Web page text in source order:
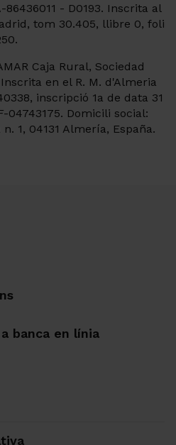
- D0193. Inscrita al
tom 30.405, llibre 0, foli
Caja Rural, Sociedad
en el R. M. d'Almeria
inscripció 1a de data 31
04743175. Domicili social:
1, 04131 Almería, España.
banca en línia